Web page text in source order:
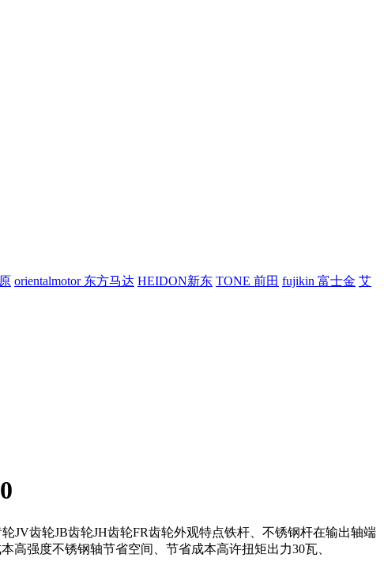
orientalmotor 东方马达 HEIDON新东 TONE 前田 fujikin 富士金 艾
JV齿轮JB齿轮JH齿轮FR齿轮外观特点铁杆、不锈钢杆在输出轴端
强度不锈钢轴节省空间、节省成本高许扭矩出力30瓦、